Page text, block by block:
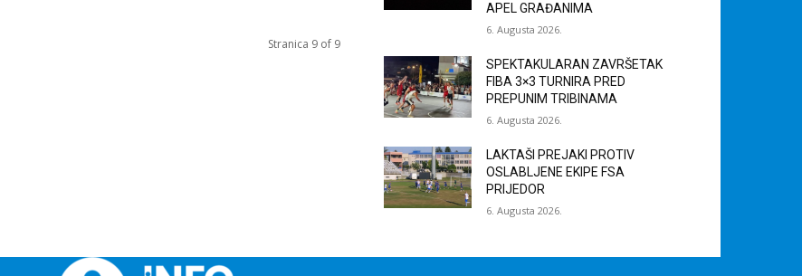
Stranica 9 of 9
APEL GRAĐANIMA
6. Augusta 2026.
SPEKTAKULARAN ZAVRŠETAK
FIBA 3×3 TURNIRA PRED
PREPUNIM TRIBINAMA
6. Augusta 2026.
LAKTAŠI PREJAKI PROTIV
OSLABLJENE EKIPE FSA
PRIJEDOR
6. Augusta 2026.